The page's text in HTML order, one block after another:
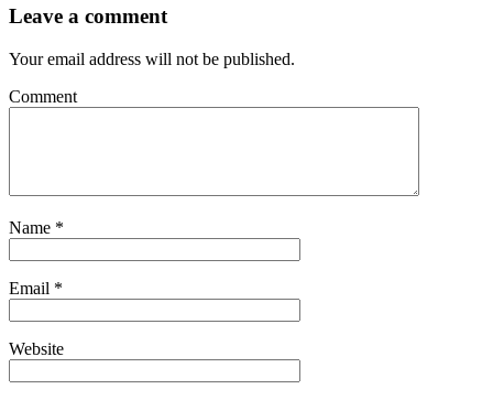
Leave a comment
Your email address will not be published.
Comment
Name *
Email *
Website